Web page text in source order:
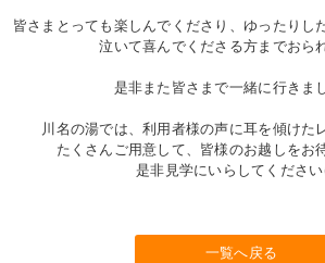
皆さまとっても楽しんでくださり、ゆったりし
泣いて喜んでくださる方までおら
是非また皆さまで一緒に行きま
川名の湯では、利用者様の声に耳を傾けた
たくさんご用意して、皆様のお越しをお
是非見学にいらしてくださ
一覧へ戻る